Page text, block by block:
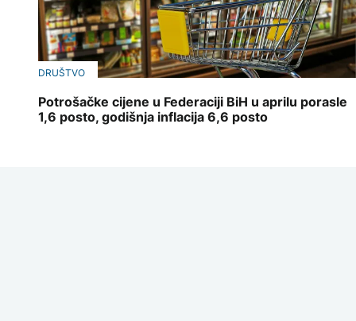
DRUŠTVO
Potrošačke cijene u Federaciji BiH u aprilu porasle
1,6 posto, godišnja inflacija 6,6 posto